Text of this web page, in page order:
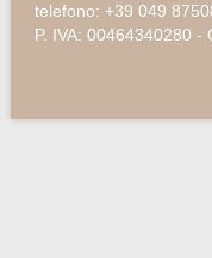
telefono: +39 049
P. IVA: 00464340280 -